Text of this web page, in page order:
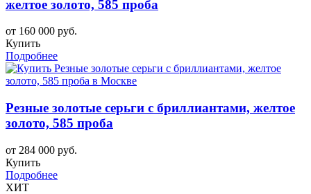
желтое золото, 585 проба
от 160 000 руб.
Купить
Подробнее
Резные золотые серьги с бриллиантами, желтое
золото, 585 проба
от 284 000 руб.
Купить
Подробнее
ХИТ